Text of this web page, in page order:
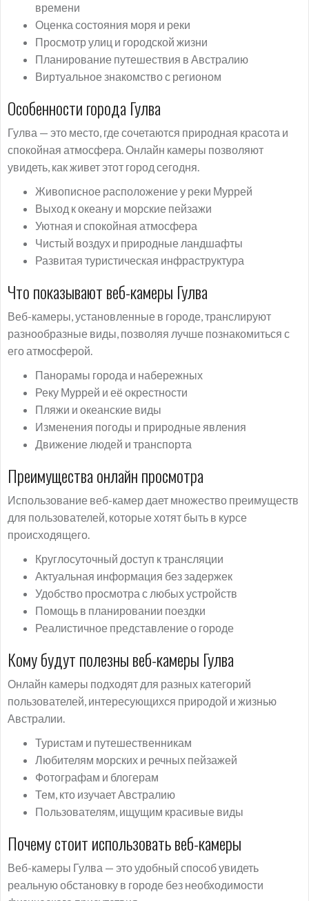
времени
Оценка состояния моря и реки
Просмотр улиц и городской жизни
Планирование путешествия в Австралию
Виртуальное знакомство с регионом
Особенности города Гулва
Гулва — это место, где сочетаются природная красота и
спокойная атмосфера. Онлайн камеры позволяют
увидеть, как живет этот город сегодня.
Живописное расположение у реки Муррей
Выход к океану и морские пейзажи
Уютная и спокойная атмосфера
Чистый воздух и природные ландшафты
Развитая туристическая инфраструктура
Что показывают веб-камеры Гулва
Веб-камеры, установленные в городе, транслируют
разнообразные виды, позволяя лучше познакомиться с
его атмосферой.
Панорамы города и набережных
Реку Муррей и её окрестности
Пляжи и океанские виды
Изменения погоды и природные явления
Движение людей и транспорта
Преимущества онлайн просмотра
Использование веб-камер дает множество преимуществ
для пользователей, которые хотят быть в курсе
происходящего.
Круглосуточный доступ к трансляции
Актуальная информация без задержек
Удобство просмотра с любых устройств
Помощь в планировании поездки
Реалистичное представление о городе
Кому будут полезны веб-камеры Гулва
Онлайн камеры подходят для разных категорий
пользователей, интересующихся природой и жизнью
Австралии.
Туристам и путешественникам
Любителям морских и речных пейзажей
Фотографам и блогерам
Тем, кто изучает Австралию
Пользователям, ищущим красивые виды
Почему стоит использовать веб-камеры
Веб-камеры Гулва — это удобный способ увидеть
реальную обстановку в городе без необходимости